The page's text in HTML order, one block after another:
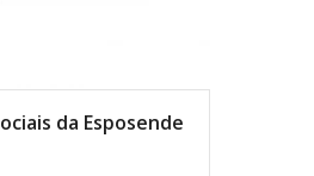
da Esposende